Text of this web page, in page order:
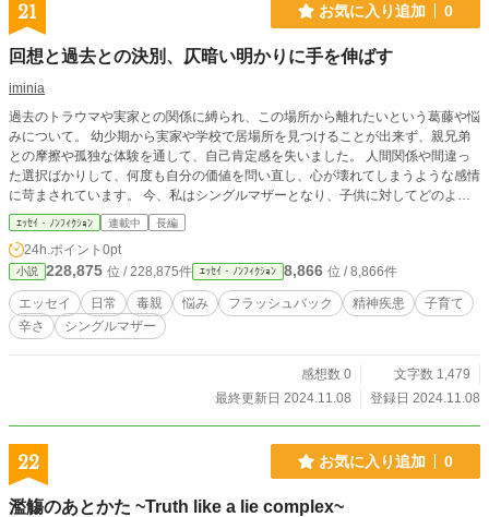
21 お気に入り追加 0
回想と過去との決別、仄暗い明かりに手を伸ばす
iminia
過去のトラウマや実家との関係に縛られ、この場所から離れたいという葛藤や悩
みについて。 幼少期から実家や学校で居場所を見つけることが出来ず、親兄弟
との摩擦や孤独な体験を通して、自己肯定感を失いました。 人間関係や間違っ
た選択ばかりして、何度も自分の価値を問い直し、心が壊れてしまうような感情
に苛まされています。 今、私はシングルマザーとなり、子供に対してどのよう
に向き合うべきか、また自分が経験したような辛い思いをさせたくないと葛藤し
ています。 その気持ちをまとめたくて、書き始めました。 ※不定期更新です。
ただ書きたいことや自分の気持ちをまとめるために書いています。 ※誹謗中傷
はやめてください。
ｴｯｾｲ・ﾉﾝﾌｨｸｼｮﾝ 連載中 長編
24h.ポイント 0pt
小説 228,875 位 / 228,875件 ｴｯｾｲ・ﾉﾝﾌｨｸｼｮﾝ 8,866 位 / 8,866件
エッセイ 日常 毒親 悩み フラッシュバック 精神疾患
子育て
辛さ
シングルマザー
感想数 0
文字数 1,479
最終更新日 2024.11.08
登録日 2024.11.08
22 お気に入り追加 0
濫觴のあとかた ~Truth like a lie complex~